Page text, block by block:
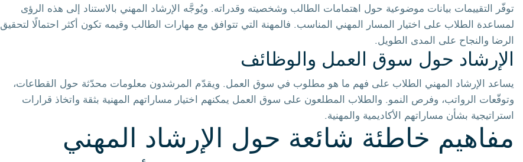
توفّر التقييمات بيانات موضوعية حول اهتمامات الطالب وشخصيته وقدراته. ويُوجَّه الإرشاد المهني بالاستناد إلى هذه الرؤى
لمساعدة الطلاب على اختيار المسار المهني المناسب. فالمهنة التي تتوافق مع مهارات الطالب وقيمه تكون أكثر احتمالًا لتحقيق
الرضا والنجاح على المدى الطويل.
الإرشاد حول سوق العمل والوظائف
يساعد الإرشاد المهني الطلاب على فهم ما هو مطلوب في سوق العمل. ويقدّم المرشدون معلومات محدّثة حول القطاعات،
وتوقّعات الرواتب، وفرص النمو. والطلاب المطلعون على سوق العمل يمكنهم اختيار مساراتهم المهنية بثقة واتخاذ قرارات
استراتيجية بشأن مساراتهم الأكاديمية والمهنية.
مفاهيم خاطئة شائعة حول الإرشاد المهني